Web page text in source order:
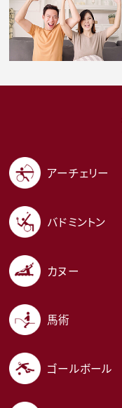
アーチェリー
バドミントン
カヌー
馬術
ゴールボール